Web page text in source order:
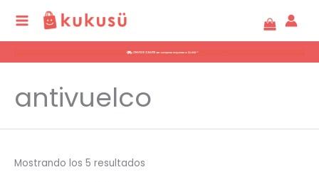
contenido
antivuelco
Mostrando los 5 resultados